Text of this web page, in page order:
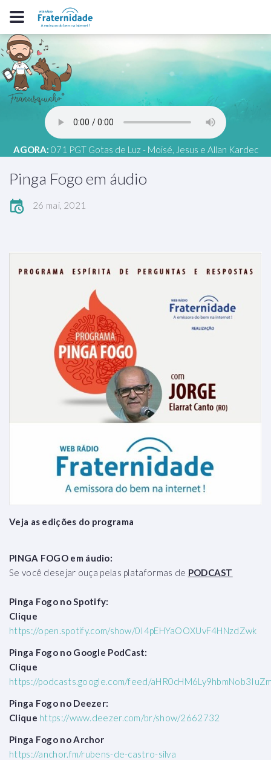
AGORA: 071 PGT Gotas de Luz - Moisé, Jesus e Allan Kardec
Pinga Fogo em áudio
26 mai, 2021
Veja as edições do programa
PINGA FOGO em áudio:
Se você desejar ouça pelas plataformas de PODCAST
Pinga Fogo no Spotify:
Clique
https://open.spotify.com/show/0I4pEHYaOOXUvF4HNzdZwk
Pinga Fogo no Google PodCast:
Clique
https://podcasts.google.com/feed/
Pinga Fogo no Deezer:
Clique https://www.deezer.com/br/show/2662732
Pinga Fogo no Archor
https://anchor.fm/rubens-de-castro-silva